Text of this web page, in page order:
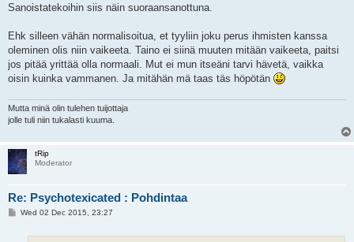
Sanoistatekoihin siis näin suoraansanottuna.
Ehk silleen vähän normalisoitua, et tyyliin joku perus ihmisten kanssa
oleminen olis niin vaikeeta. Taino ei siinä muuten mitään vaikeeta, paitsi
jos pitää yrittää olla normaali. Mut ei mun itseäni tarvi hävetä, vaikka
oisin kuinka vammanen. Ja mitähän mä taas täs höpötän
Mutta minä olin tulehen tuijottaja
jolle tuli niin tukalasti kuuma.
tRip
Moderator
Re: Psychotexicated : Pohdintaa
PWed 02 Dec 2015, 23:27